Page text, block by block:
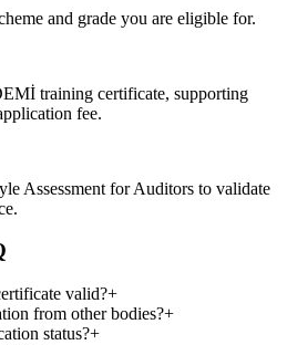
and grade you are eligible for.
training certificate, supporting
fee.
Assessment for Auditors to validate
valid?+
from other bodies?+
status?+